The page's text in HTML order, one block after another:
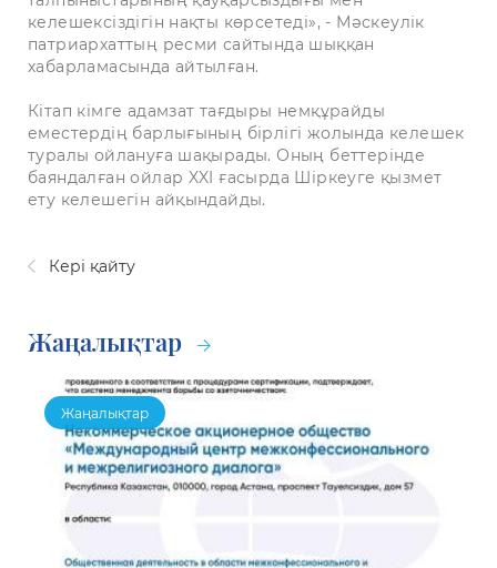
келешексіздігін нақты көрсетеді», - Мәскеулік
патриархаттың ресми сайтында шыққан
хабарламасында айтылған.
Кітап кімге адамзат тағдыры немқұрайды
еместердің барлығының бірлігі жолында келешек
туралы ойлануға шақырады. Оның беттерінде
баяндалған ойлар XXI ғасырда Шіркеуге қызмет
ету келешегін айқындайды.
Кері қайту
Жаңалықтар
Жаңалықтар